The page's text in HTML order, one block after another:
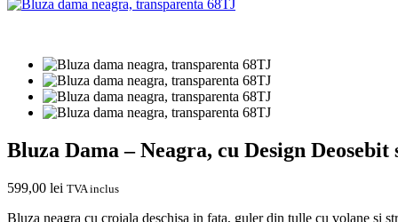
Bluza Dama – Neagra, cu Design Deosebit
599,00 lei TVA inclus
Bluza neagra cu croiala deschisa in fata, guler din tulle cu volane si